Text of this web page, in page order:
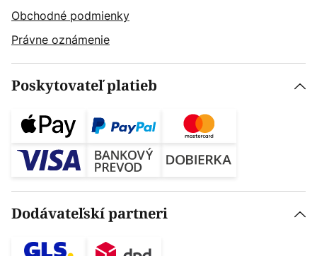
Obchodné podmienky
Právne oznámenie
Poskytovateľ platieb
Dodávateľskí partneri